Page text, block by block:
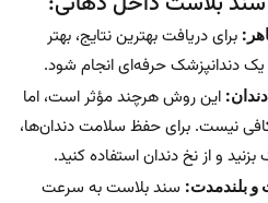
برای دریافت بهترین نتایج، بهتر
دندانپزشک حرفه‌ای انجام شود.
این روش هرچند مؤثر است، اما
کافی نیست. برای حفظ سلامت دندان‌ها،
و از نخ دندان استفاده کنید.
و بلندمدت: سند بلاست به سرعت